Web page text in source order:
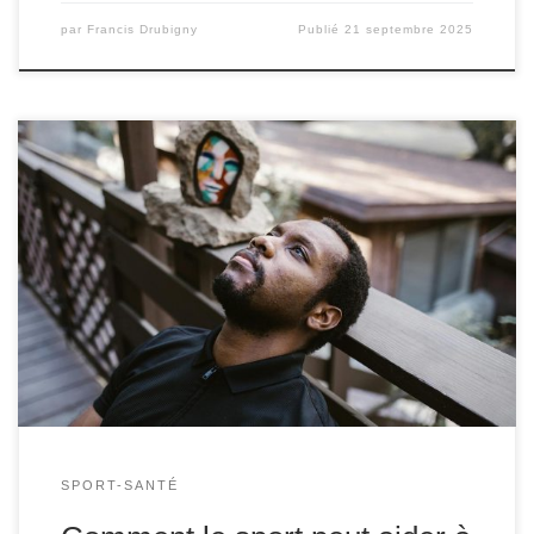
par Francis Drubigny Publié21 septembre 2025
Le stress post-traumatique (PTSD) est un trouble mental
qui peut se développer après avoir vécu ou été témoin
d’un événement traumatisant. Il se manifeste par des
symptômes tels que des flashbacks, de l’anxiété, des
cauchemars, et une hypervigilance. La gestion du PTSD
est complexe et nécessite souvent une approche
multidimensionnelle […]
SPORT-SANTÉ